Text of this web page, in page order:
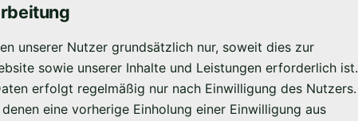
unserer Nutzer grundsätzlich nur, soweit dies zur
sowie unserer Inhalte und Leistungen erforderlich ist.
erfolgt regelmäßig nur nach Einwilligung des Nutzers.
eine vorherige Einholung einer Einwilligung aus